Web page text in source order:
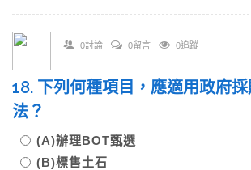
0討論 0留言 0追蹤
18. 下列何種項目，應適用政府
法？
(A)辦理BOT甄選
(B)標售土石